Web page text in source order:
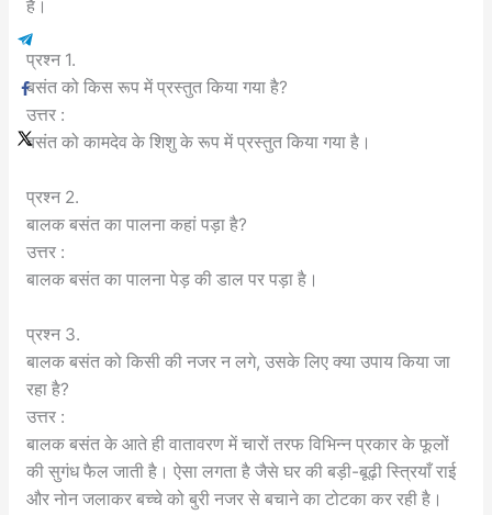
हैं।
प्रश्न 1.
बसंत को किस रूप में प्रस्तुत किया गया है?
उत्तर :
बसंत को कामदेव के शिशु के रूप में प्रस्तुत किया गया है।
प्रश्न 2.
बालक बसंत का पालना कहां पड़ा है?
उत्तर :
बालक बसंत का पालना पेड़ की डाल पर पड़ा है।
प्रश्न 3.
बालक बसंत को किसी की नजर न लगे, उसके लिए क्या उपाय किया जा
रहा है?
उत्तर :
बालक बसंत के आते ही वातावरण में चारों तरफ विभिन्न प्रकार के फूलों
की सुगंध फैल जाती है। ऐसा लगता है जैसे घर की बड़ी-बूढ़ी स्त्रियाँ राई
और नोन जलाकर बच्चे को बुरी नजर से बचाने का टोटका कर रही है।